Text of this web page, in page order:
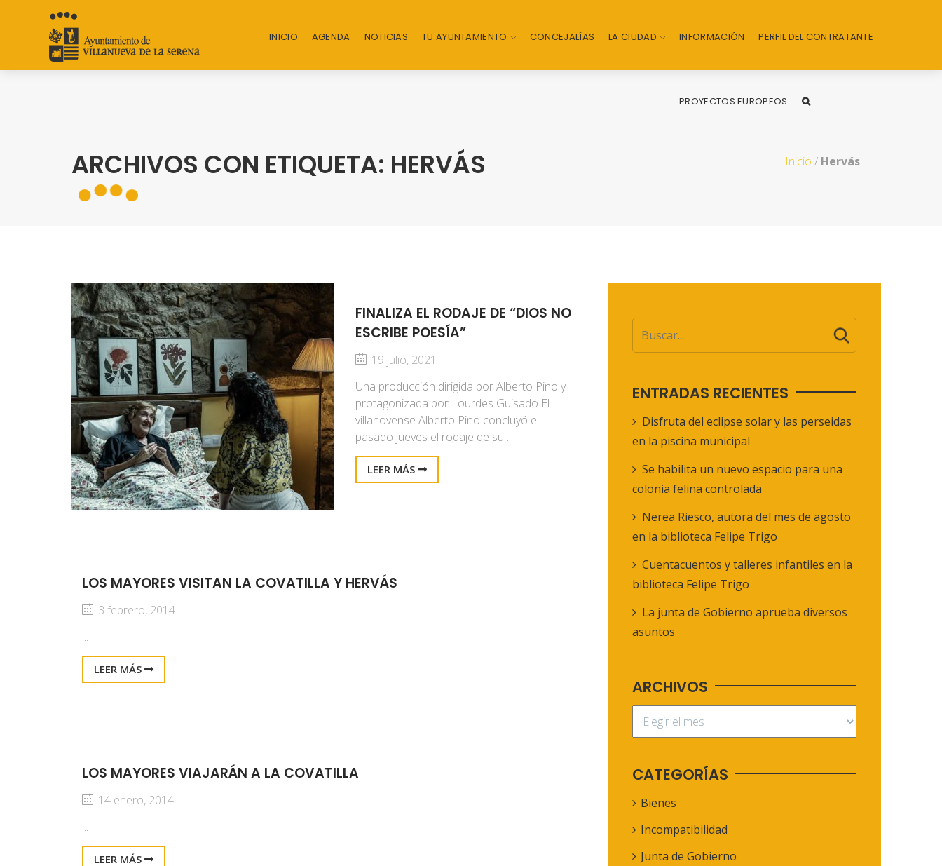
INICIO AGENDA NOTICIAS TU AYUNTAMIENTO CONCEJALÍAS LA CIUDAD INFORMACIÓN PERFIL DEL CONTRATANTE
PROYECTOS EUROPEOS
ARCHIVOS CON ETIQUETA: HERVÁS Inicio / Hervás
FINALIZA EL RODAJE DE “DIOS NO
ESCRIBE POESÍA”
19 julio, 2021
Una producción dirigida por Alberto Pino y
protagonizada por Lourdes Guisado El
villanovense Alberto Pino concluyó el
pasado jueves el rodaje de su ...
LEER MÁS
LOS MAYORES VISITAN LA COVATILLA Y HERVÁS
3 febrero, 2014
...
LEER MÁS
LOS MAYORES VIAJARÁN A LA COVATILLA
14 enero, 2014
...
LEER MÁS
ENTRADAS RECIENTES
Disfruta del eclipse solar y las perseidas
en la piscina municipal
Se habilita un nuevo espacio para una
colonia felina controlada
Nerea Riesco, autora del mes de agosto
en la biblioteca Felipe Trigo
Cuentacuentos y talleres infantiles en la
biblioteca Felipe Trigo
La junta de Gobierno aprueba diversos
asuntos
ARCHIVOS
CATEGORÍAS
Bienes
Incompatibilidad
Junta de Gobierno